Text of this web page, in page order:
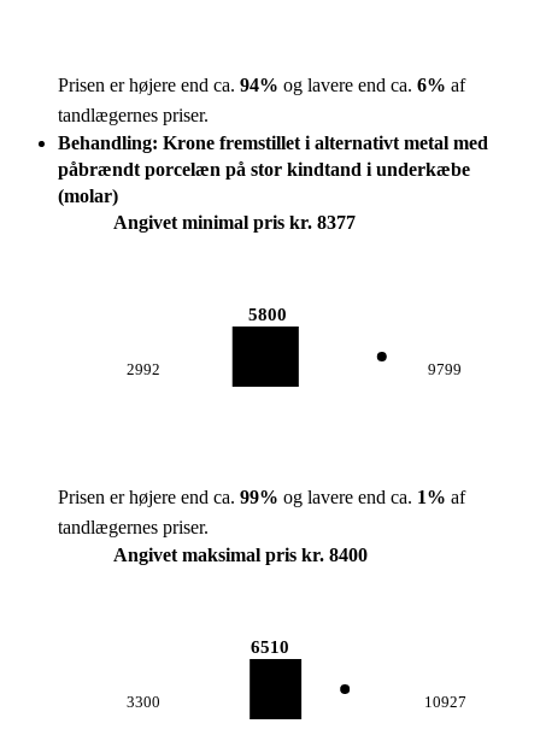
Prisen er højere end ca. 94% og lavere end ca. 6% af
tandlægernes priser.
Behandling: Krone fremstillet i alternativt metal med
påbrændt porcelæn på stor kindtand i underkæbe
(molar)
Angivet minimal pris kr. 8377
2992
5800
9799
Prisen er højere end ca. 99% og lavere end ca. 1% af
tandlægernes priser.
Angivet maksimal pris kr. 8400
3300
6510
10927